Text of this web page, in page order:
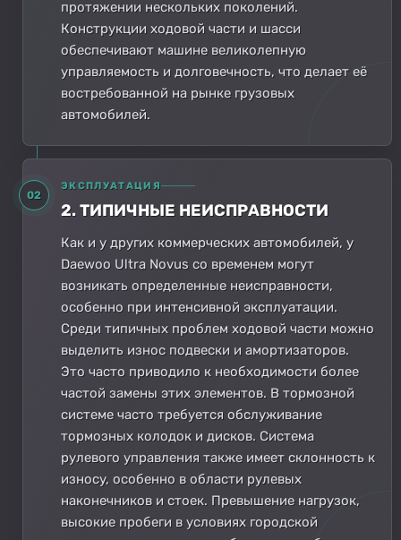
протяжении нескольких поколений.
Конструкции ходовой части и шасси
обеспечивают машине великолепную
управляемость и долговечность, что делает её
востребованной на рынке грузовых
автомобилей.
02
ЭКСПЛУАТАЦИЯ
2. ТИПИЧНЫЕ НЕИСПРАВНОСТИ
Как и у других коммерческих автомобилей, у
Daewoo Ultra Novus со временем могут
возникать определенные неисправности,
особенно при интенсивной эксплуатации.
Среди типичных проблем ходовой части можно
выделить износ подвески и амортизаторов.
Это часто приводило к необходимости более
частой замены этих элементов. В тормозной
системе часто требуется обслуживание
тормозных колодок и дисков. Система
рулевого управления также имеет склонность к
износу, особенно в области рулевых
наконечников и стоек. Превышение нагрузок,
высокие пробеги в условиях городской